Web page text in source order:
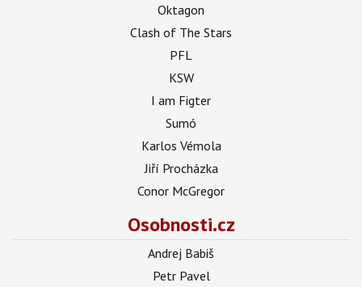
Oktagon
Clash of The Stars
PFL
KSW
I am Figter
Sumó
Karlos Vémola
Jiří Procházka
Conor McGregor
Osobnosti.cz
Andrej Babiš
Petr Pavel